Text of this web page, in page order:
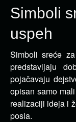
Simboli
uspeh
Simboli sreće
predstavljaju
pojačavaju
opisan samo
realizaciji ideja i
posla.